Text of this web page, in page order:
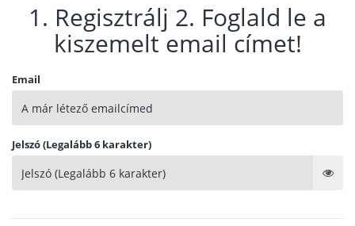
1. Regisztrálj 2. Foglald le a
kiszemelt email címet!
Email
Jelszó (Legalább 6 karakter)